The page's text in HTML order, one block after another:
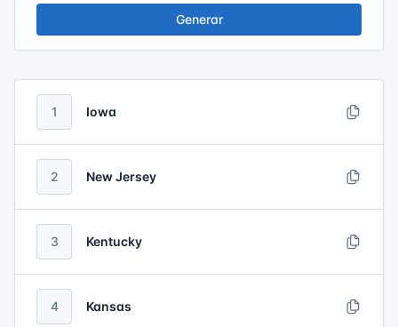
Generar
1 Iowa
2 New Jersey
3 Kentucky
4 Kansas